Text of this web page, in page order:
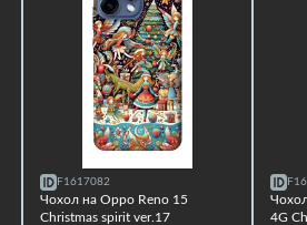
F1617082
Чохол на Oppo Reno 15
Christmas spirit ver.17
4G